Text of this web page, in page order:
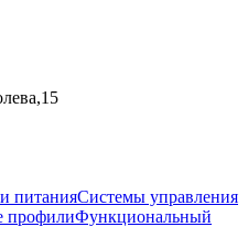
питанияСистемы управления
профилиФункциональный